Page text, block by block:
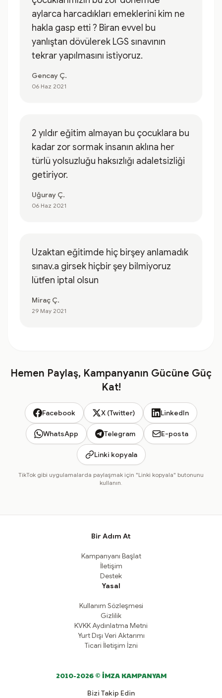
aylarca harcadıkları emeklerini kim ne
hakla gasp etti ? Biran evvel bu
yanlıştan dövülerek LGS sınavının
tekrar yapılmasını istiyoruz.
Gencay Ç.
06 Haz 2021
2 yıldır eğitim almayan bu çocuklara bu
kadar zor sormak insanın aklına her
türlü yolsuzluğu haksızlığı adaletsizliği
getiriyor.
Uğuray Ç.
06 Haz 2021
Uzaktan eğitimde hiç birşey anlamadık
sınav.a girsek hiçbir şey bilmiyoruz
lütfen iptal olsun
Miraç Ç.
29 May 2021
Hemen Paylaş, Kampanyanın Gücüne Güç
Kat!
Facebook X (Twitter) LinkedIn
WhatsApp Telegram E-posta
Linki kopyala
TikTok gibi uygulamalarda paylaşmak için "Linki kopyala" butonunu
kullanın.
Bir Adım At
Kampanyanı Başlat
İletişim
Destek
Yasal
Kullanım Sözleşmesi
Gizlilik
KVKK Aydınlatma Metni
Yurt Dışı Veri Aktarımı
Ticari İletişim İzni
2010-2026 © İMZA KAMPANYAM
Bizi Takip Edin